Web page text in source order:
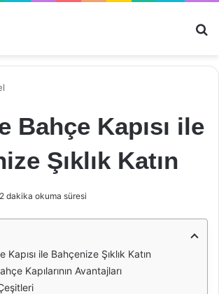
Bahçe Kapısı ile
Şıklık Katın
2 dakika okuma süresi
Kapısı ile Bahçenize Şıklık Katın
Kapılarının Avantajları